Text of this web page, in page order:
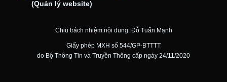
(Quản lý website)
Chịu trách nhiệm nội dung: Đỗ Tuấn Mạnh
Giấy phép MXH số 544/GP-BTTTT
do Bộ Thông Tin và Truyền Thông cấp ngày 24/11/2020